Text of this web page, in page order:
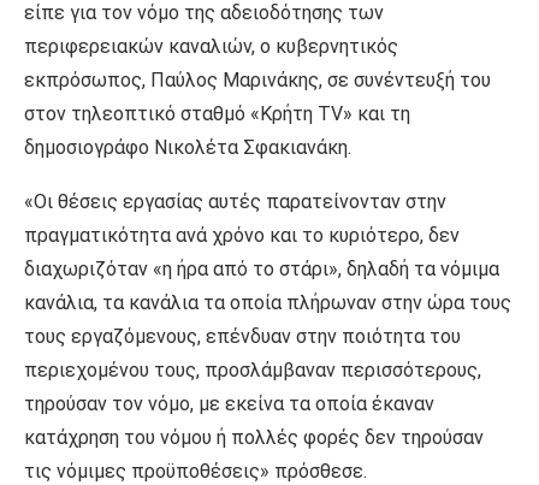
είπε για τον νόμο της αδειοδότησης των
περιφερειακών καναλιών, ο κυβερνητικός
εκπρόσωπος, Παύλος Μαρινάκης, σε συνέντευξή του
στον τηλεοπτικό σταθμό «Κρήτη TV» και τη
δημοσιογράφο Νικολέτα Σφακιανάκη.
«Οι θέσεις εργασίας αυτές παρατείνονταν στην
πραγματικότητα ανά χρόνο και το κυριότερο, δεν
διαχωριζόταν «η ήρα από το στάρι», δηλαδή τα νόμιμα
κανάλια, τα κανάλια τα οποία πλήρωναν στην ώρα τους
τους εργαζόμενους, επένδυαν στην ποιότητα του
περιεχομένου τους, προσλάμβαναν περισσότερους,
τηρούσαν τον νόμο, με εκείνα τα οποία έκαναν
κατάχρηση του νόμου ή πολλές φορές δεν τηρούσαν
τις νόμιμες προϋποθέσεις» πρόσθεσε.